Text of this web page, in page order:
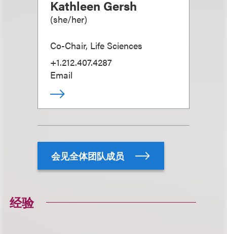
Kathleen Gersh
(she/her)
Co-Chair, Life Sciences
+1.212.407.4287
Email
会见全体团队成员
经验